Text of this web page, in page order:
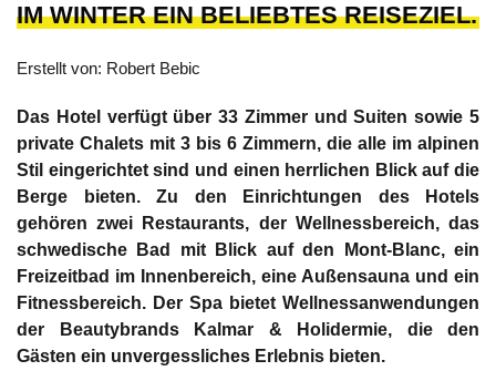
IM WINTER EIN BELIEBTES REISEZIEL.
Erstellt von: Robert Bebic
Das Hotel verfügt über 33 Zimmer und Suiten sowie 5
private Chalets mit 3 bis 6 Zimmern, die alle im alpinen
Stil eingerichtet sind und einen herrlichen Blick auf die
Berge bieten. Zu den Einrichtungen des Hotels
gehören zwei Restaurants, der Wellnessbereich, das
schwedische Bad mit Blick auf den Mont-Blanc, ein
Freizeitbad im Innenbereich, eine Außensauna und ein
Fitnessbereich. Der Spa bietet Wellnessanwendungen
der Beautybrands Kalmar & Holidermie, die den
Gästen ein unvergessliches Erlebnis bieten.